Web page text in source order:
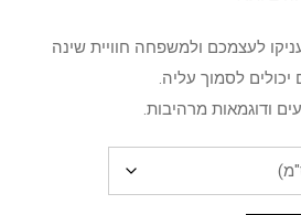
לעצמכם ולמשפחה חוויית שינה
לסמוך עליה.
ודוגמאות מרהיבות.